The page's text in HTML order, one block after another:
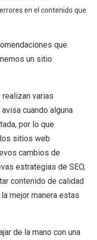
en el contenido que
que
un sitio
varias
cuando alguna
por lo que
sitios web
cambios de
estrategias de SEO,
contenido de calidad
mejor manera estas
de la mano con una